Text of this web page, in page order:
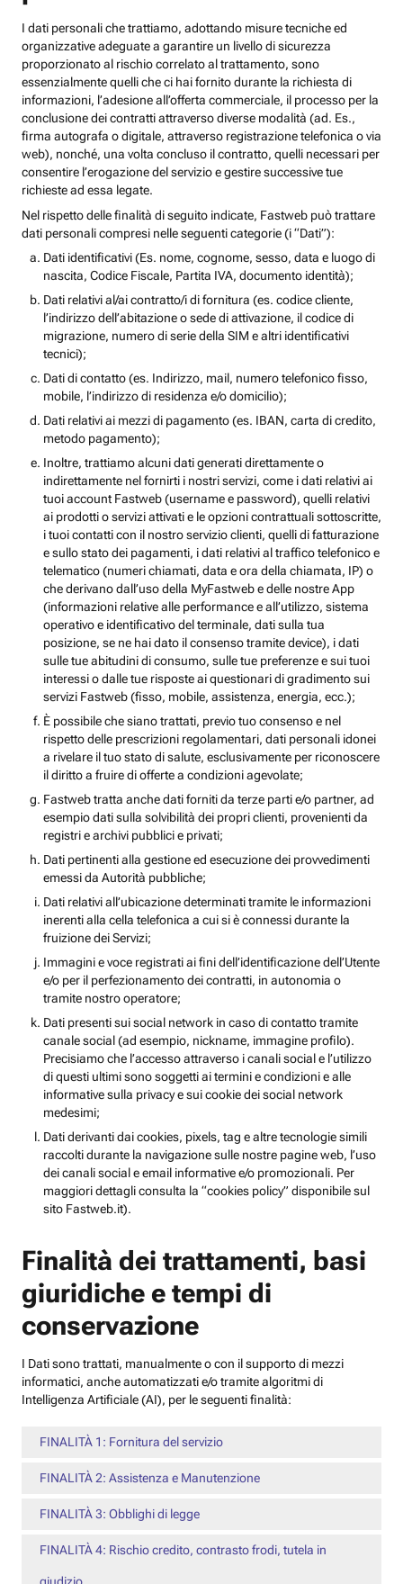
I dati personali che trattiamo, adottando misure tecniche ed
organizzative adeguate a garantire un livello di sicurezza
proporzionato al rischio correlato al trattamento, sono
essenzialmente quelli che ci hai fornito durante la richiesta di
informazioni, l’adesione all’offerta commerciale, il processo per la
conclusione dei contratti attraverso diverse modalità (ad. Es.,
firma autografa o digitale, attraverso registrazione telefonica o via
web), nonché, una volta concluso il contratto, quelli necessari per
consentire l’erogazione del servizio e gestire successive tue
richieste ad essa legate.
Nel rispetto delle finalità di seguito indicate, Fastweb può trattare
dati personali compresi nelle seguenti categorie (i “Dati”):
Dati identificativi (Es. nome, cognome, sesso, data e luogo di
nascita, Codice Fiscale, Partita IVA, documento identità);
Dati relativi al/ai contratto/i di fornitura (es. codice cliente,
l’indirizzo dell’abitazione o sede di attivazione, il codice di
migrazione, numero di serie della SIM e altri identificativi
tecnici);
Dati di contatto (es. Indirizzo, mail, numero telefonico fisso,
mobile, l’indirizzo di residenza e/o domicilio);
Dati relativi ai mezzi di pagamento (es. IBAN, carta di credito,
metodo pagamento);
Inoltre, trattiamo alcuni dati generati direttamente o
indirettamente nel fornirti i nostri servizi, come i dati relativi ai
tuoi account Fastweb (username e password), quelli relativi
ai prodotti o servizi attivati e le opzioni contrattuali sottoscritte,
i tuoi contatti con il nostro servizio clienti, quelli di fatturazione
e sullo stato dei pagamenti, i dati relativi al traffico telefonico e
telematico (numeri chiamati, data e ora della chiamata, IP) o
che derivano dall’uso della MyFastweb e delle nostre App
(informazioni relative alle performance e all’utilizzo, sistema
operativo e identificativo del terminale, dati sulla tua
posizione, se ne hai dato il consenso tramite device), i dati
sulle tue abitudini di consumo, sulle tue preferenze e sui tuoi
interessi o dalle tue risposte ai questionari di gradimento sui
servizi Fastweb (fisso, mobile, assistenza, energia, ecc.);
È possibile che siano trattati, previo tuo consenso e nel
rispetto delle prescrizioni regolamentari, dati personali idonei
a rivelare il tuo stato di salute, esclusivamente per riconoscere
il diritto a fruire di offerte a condizioni agevolate;
Fastweb tratta anche dati forniti da terze parti e/o partner, ad
esempio dati sulla solvibilità dei propri clienti, provenienti da
registri e archivi pubblici e privati;
Dati pertinenti alla gestione ed esecuzione dei provvedimenti
emessi da Autorità pubbliche;
Dati relativi all’ubicazione determinati tramite le informazioni
inerenti alla cella telefonica a cui si è connessi durante la
fruizione dei Servizi;
Immagini e voce registrati ai fini dell’identificazione dell’Utente
e/o per il perfezionamento dei contratti, in autonomia o
tramite nostro operatore;
Dati presenti sui social network in caso di contatto tramite
canale social (ad esempio, nickname, immagine profilo).
Precisiamo che l’accesso attraverso i canali social e l’utilizzo
di questi ultimi sono soggetti ai termini e condizioni e alle
informative sulla privacy e sui cookie dei social network
medesimi;
Dati derivanti dai cookies, pixels, tag e altre tecnologie simili
raccolti durante la navigazione sulle nostre pagine web, l’uso
dei canali social e email informative e/o promozionali. Per
maggiori dettagli consulta la “cookies policy” disponibile sul
sito Fastweb.it).
Finalità dei trattamenti, basi
giuridiche e tempi di
conservazione
I Dati sono trattati, manualmente o con il supporto di mezzi
informatici, anche automatizzati e/o tramite algoritmi di
Intelligenza Artificiale (AI), per le seguenti finalità:
FINALITÀ 1: Fornitura del servizio
FINALITÀ 2: Assistenza e Manutenzione
FINALITÀ 3: Obblighi di legge
FINALITÀ 4: Rischio credito, contrasto frodi, tutela in